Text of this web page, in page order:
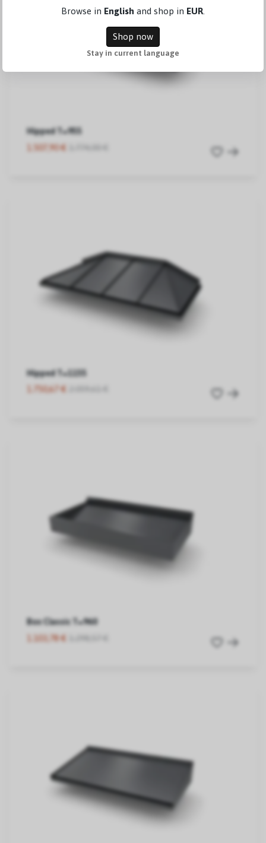
Hipped T=955
1.507,90 €
Hipped T=1155
1.750,67 €
Box Classic T=960
1.103,78 €
Browse in English and shop in EUR
Shop now
Stay in current language